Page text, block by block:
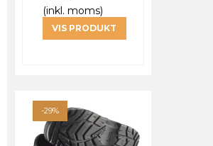
(inkl. moms)
VIS PRODUKT
-29%